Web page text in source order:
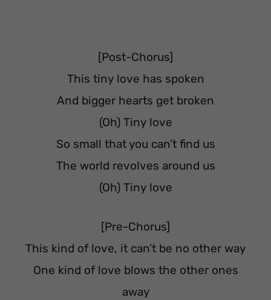
[Post-Chorus]
This tiny love has spoken
And bigger hearts get broken
(Oh) Tiny love
So small that you can’t find us
The world revolves around us
(Oh) Tiny love
[Pre-Chorus]
This kind of love, it can’t be no other way
One kind of love blows the other ones
away